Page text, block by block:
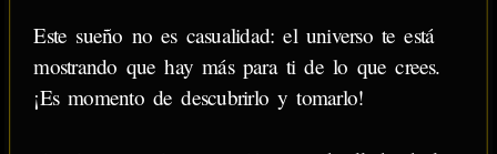
Este sueño no es casualidad: el universo te está
mostrando que hay más para ti de lo que crees.
¡Es momento de descubrirlo y tomarlo!